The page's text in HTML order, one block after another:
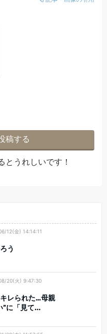
とうれしいです！
12(金) 14:14:11
う
20(火) 9:47:30
レられた…母親
”に「見て...